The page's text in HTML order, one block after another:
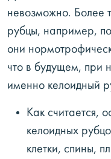
невозможно. Более
рубцы, например,
они
что в будущем, при
именно келоидный
Как считается,
келоидных
клетки, спины,